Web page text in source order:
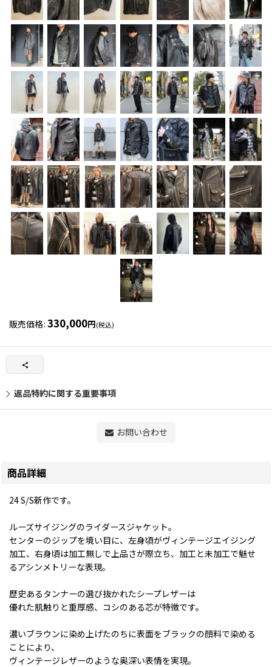
販売価格: 330,000円(税込)
返品特約に関する重要事項
お問い合わせ
商品詳細
24 S/S新作です。
ルーズサイジングのライダースジャケット。
センターのジップを境い目に、左身頃がヴィンテージエイジング
加工、右身頃は加工無しで上品さが際立ち、加工と未加工で魅せ
るアシンメトリーな表現。
歴史あるタンナーの選び抜かれたシープレザーは
優れた肌触りと重厚感、コシのある芯が特徴です。
濃いブラウンに染め上げたのちに表面をブラックの顔料で染める
ことにより、
ヴィンテージレザーのような奥深い表情を実現。